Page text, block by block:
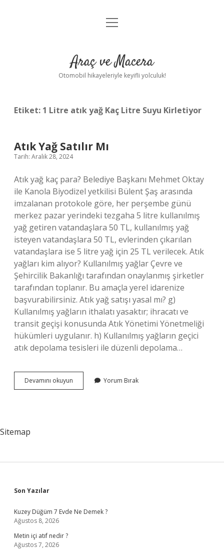
Anasayfa
Yasal Uyarı
menüyü
Araç ve Macera
Otomobil hikayeleriyle keyifli yolculuk!
Etiket: 1 Litre atık yağ Kaç Litre Suyu Kirletiyor
Atık Yağ Satılır Mı
Tarih: Aralık 28, 2024
Atık yağ kaç para? Belediye Başkanı Mehmet Oktay
ile Kanola Biyodizel yetkilisi Bülent Şaş arasında
imzalanan protokole göre, her perşembe günü
merkez pazar yerindeki tezgaha 5 litre kullanılmış
yağ getiren vatandaşlara 50 TL, kullanılmış yağ
isteyen vatandaşlara 50 TL, evlerinden çıkarılan
vatandaşlara ise 5 litre yağ için 25 TL verilecek. Atık
yağları kim alıyor? Kullanılmış yağlar Çevre ve
Şehircilik Bakanlığı tarafından onaylanmış şirketler
tarafından toplanır. Bu amaçla yerel idarenize
başvurabilirsiniz. Atık yağ satışı yasal mı? g)
Kullanılmış yağların ithalatı yasaktır; ihracatı ve
transit geçişi konusunda Atık Yönetimi Yönetmeliği
hükümleri uygulanır. h) Kullanılmış yağların geçici
atık depolama tesisleri ile düzenli depolama…
Devamını okuyun
Yağ
Yorum Bırak
Sitemap
Sidebar
Son Yazılar
Kuzey Düğüm 7 Evde Ne Demek ?
Ağustos 8, 2026
Metin içi atıf nedir ?
Ağustos 7, 2026